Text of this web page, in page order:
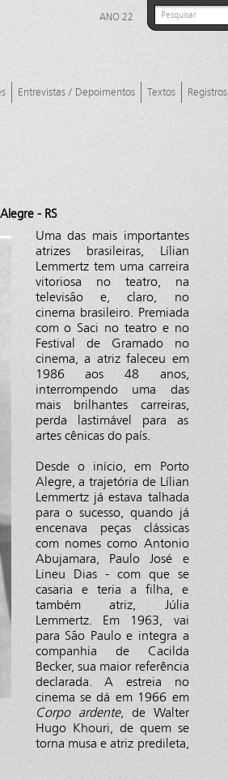
ANO 22
Entrevistas / Depoimentos Textos Registros
- RS
Uma das mais importantes
atrizes brasileiras, Lílian
Lemmertz tem uma carreira
vitoriosa no teatro, na
televisão e, claro, no
cinema brasileiro. Premiada
com o Saci no teatro e no
Festival de Gramado no
cinema, a atriz faleceu em
1986 aos 48 anos,
interrompendo uma das
mais brilhantes carreiras,
perda lastimável para as
artes cênicas do país.
Desde o início, em Porto
Alegre, a trajetória de Lílian
Lemmertz já estava talhada
para o sucesso, quando já
encenava peças clássicas
com nomes como Antonio
Abujamara, Paulo José e
Lineu Dias - com que se
casaria e teria a filha, e
também atriz, Júlia
Lemmertz. Em 1963, vai
para São Paulo e integra a
companhia de Cacilda
Becker, sua maior referência
declarada. A estreia no
cinema se dá em 1966 em
Corpo ardente, de Walter
Hugo Khouri, de quem se
torna musa e atriz predileta,